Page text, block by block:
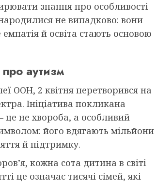
знання про особливості
не випадково: вони
й освіта стають основою
аутизм
ООН, 2 квітня перетворився на
Ініціатива покликана
не хвороба, а особливий
його вдягають мільйони
й підтримку.
кожна сота дитина в світі
це означає тисячі сімей, які